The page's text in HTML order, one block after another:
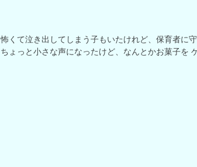
怖くて泣き出してしまう子もいたけれど、保育者に
ちょっと小さな声になったけど、なんとかお菓子を